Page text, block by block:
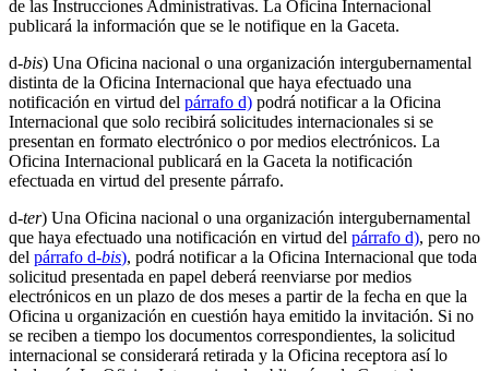
de las Instrucciones Administrativas. La Oficina Internacional
publicará la información que se le notifique en la Gaceta.
d-bis) Una Oficina nacional o una organización intergubernamental
distinta de la Oficina Internacional que haya efectuado una
notificación en virtud del párrafo d) podrá notificar a la Oficina
Internacional que solo recibirá solicitudes internacionales si se
presentan en formato electrónico o por medios electrónicos. La
Oficina Internacional publicará en la Gaceta la notificación
efectuada en virtud del presente párrafo.
d-ter) Una Oficina nacional o una organización intergubernamental
que haya efectuado una notificación en virtud del párrafo d), pero no
del párrafo d-bis), podrá notificar a la Oficina Internacional que toda
solicitud presentada en papel deberá reenviarse por medios
electrónicos en un plazo de dos meses a partir de la fecha en que la
Oficina u organización en cuestión haya emitido la invitación. Si no
se reciben a tiempo los documentos correspondientes, la solicitud
internacional se considerará retirada y la Oficina receptora así lo